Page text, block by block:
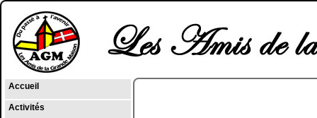
Accueil
Activités